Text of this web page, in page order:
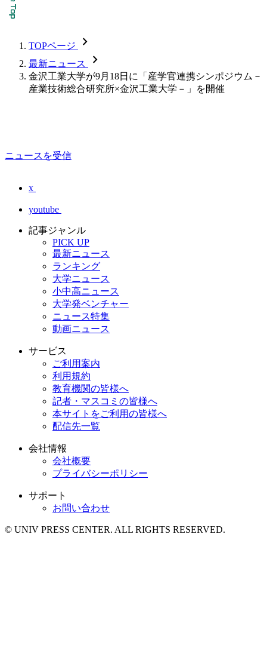
TOPページ chevron_forward
最新ニュース chevron_forward
金沢工業大学が9月18日に「産学官連携シンポジウム－
産業技術総合研究所×金沢工業大学－」を開催
ニュースを受信
x
youtube
記事ジャンル
PICK UP
最新ニュース
ランキング
大学ニュース
小中高ニュース
大学発ベンチャー
ニュース特集
動画ニュース
サービス
ご利用案内
利用規約
教育機関の皆様へ
記者・マスコミの皆様へ
本サイトをご利用の皆様へ
配信先一覧
会社情報
会社概要
プライバシーポリシー
サポート
お問い合わせ
© UNIV PRESS CENTER. ALL RIGHTS RESERVED.